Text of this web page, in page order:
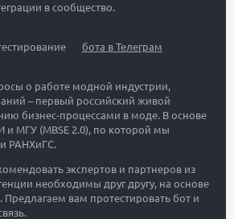
в сообщество.
бота в Телеграм
о работе модной индустрии,
– первый российский живой
бизнес-процессами в моде. В основе
МГУ (MBSE 2.0), по которой мы
РАНХиГС.
экспертов и партнеров из
необходимы друг другу, на основе
Предлагаем вам протестировать бот и